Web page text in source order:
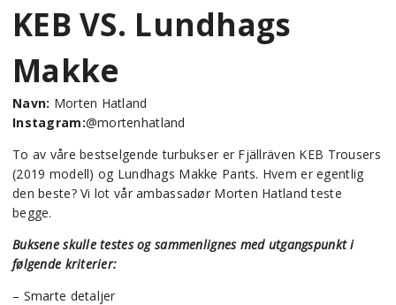
KEB VS. Lundhags
Makke
Navn: Morten Hatland
Instagram:@mortenhatland
To av våre bestselgende turbukser er Fjällräven KEB Trousers
(2019 modell) og Lundhags Makke Pants. Hvem er egentlig
den beste? Vi lot vår ambassadør Morten Hatland teste
begge.
Buksene skulle testes og sammenlignes med utgangspunkt i
følgende kriterier:
– Smarte detaljer